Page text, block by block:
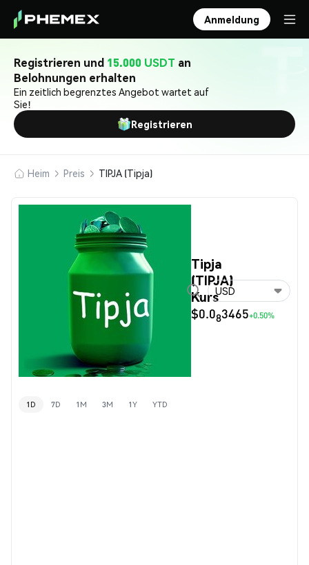
Anmeldung
Registrieren und 15.000 USDT an
Belohnungen erhalten
Ein zeitlich begrenztes Angebot wartet auf
Sie!
Registrieren
Heim Preis TIPJA (Tipja)
Tipja
(TIPJA)
Kurs
$0.083465+0.50%
USD
1D 7D 1M 3M 1Y YTD